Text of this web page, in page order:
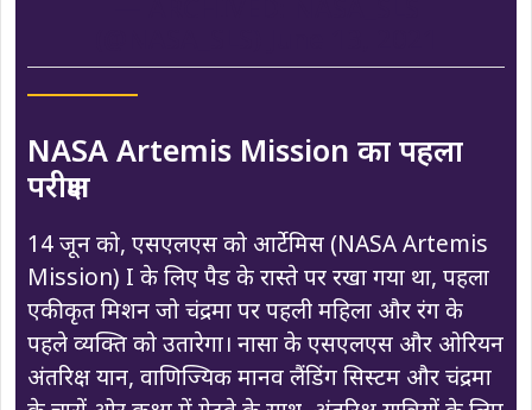
NASA Artemis Mission का पहला
परीक्षण
14 जून को, एसएलएस को आर्टेमिस (NASA Artemis
Mission) I के लिए पैड के रास्ते पर रखा गया था, पहला
एकीकृत मिशन जो चंद्रमा पर पहली महिला और रंग के
पहले व्यक्ति को उतारेगा। नासा के एसएलएस और ओरियन
अंतरिक्ष यान, वाणिज्यिक मानव लैंडिंग सिस्टम और चंद्रमा